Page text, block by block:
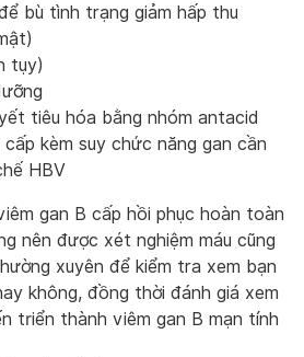
bù tình trạng giảm hấp thu
tụy)
tiêu hóa bằng nhóm antacid
kèm suy chức năng gan cần
HBV
gan B cấp hồi phục hoàn toàn
nên được xét nghiệm máu cũng
xuyên để kiểm tra xem bạn
không, đồng thời đánh giá xem
triển thành viêm gan B mạn tính